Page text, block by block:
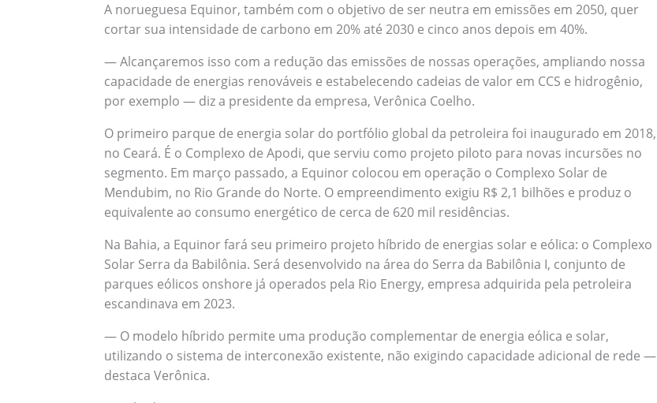
A norueguesa Equinor, também com o objetivo de ser neutra em emissões em 2050, quer
cortar sua intensidade de carbono em 20% até 2030 e cinco anos depois em 40%.
— Alcançaremos isso com a redução das emissões de nossas operações, ampliando nossa
capacidade de energias renováveis e estabelecendo cadeias de valor em CCS e hidrogênio,
por exemplo — diz a presidente da empresa, Verônica Coelho.
O primeiro parque de energia solar do portfólio global da petroleira foi inaugurado em 2018,
no Ceará. É o Complexo de Apodi, que serviu como projeto piloto para novas incursões no
segmento. Em março passado, a Equinor colocou em operação o Complexo Solar de
Mendubim, no Rio Grande do Norte. O empreendimento exigiu R$ 2,1 bilhões e produz o
equivalente ao consumo energético de cerca de 620 mil residências.
Na Bahia, a Equinor fará seu primeiro projeto híbrido de energias solar e eólica: o Complexo
Solar Serra da Babilônia. Será desenvolvido na área do Serra da Babilônia I, conjunto de
parques eólicos onshore já operados pela Rio Energy, empresa adquirida pela petroleira
escandinava em 2023.
— O modelo híbrido permite uma produção complementar de energia eólica e solar,
utilizando o sistema de interconexão existente, não exigindo capacidade adicional de rede —
destaca Verônica.